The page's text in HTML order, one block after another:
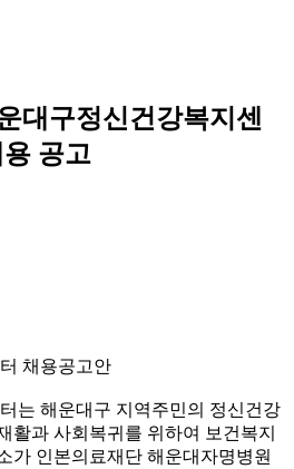
대구정신건강복지센
공고
채용공고안
는 해운대구 지역주민의 정신건강
활과 사회복귀를 위하여 보건복지
가 인본의료재단 해운대자명병원